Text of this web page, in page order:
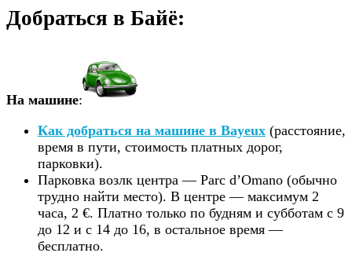
Добраться в Байё:
На машине:
Как добраться на машине в Bayeux (расстояние,
время в пути, стоимость платных дорог,
парковки).
Парковка возлк центра — Parc d’Omano (обычно
трудно найти место). В центре — максимум 2
часа, 2 €. Платно только по будням и субботам с 9
до 12 и с 14 до 16, в остальное время —
бесплатно.